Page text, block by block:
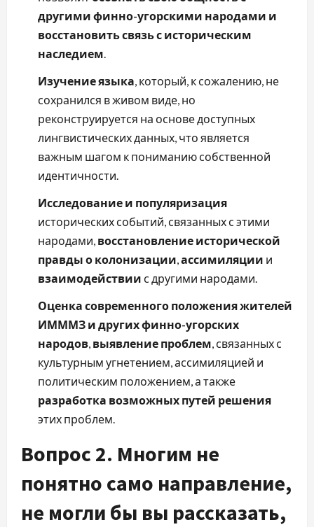
другими финно-угорскими народами и
восстановить связь с историческим
наследием
Изучение языка , который, к сожалению, не
сохранился в живом виде, но
реконструируется на основе доступных
лингвистических данных, что является
важным шагом к пониманию собственной
идентичности.
Исследование и популяризация
исторических событий, связанных с этими
народами, восстановление исторической
правды о колонизации ассимиляции и
взаимодействии с другими народами.
Оценка современного положения жителей
ИМММЗ и других финно-угорских
народов выявление проблем , связанных с
культурным угнетением, ассимиляцией и
политическим положением, а также
разработка возможных путей решения
этих проблем.
Вопрос 2. Многим не
понятно само направление,
не могли бы вы рассказать,